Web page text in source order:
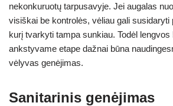
nekonkuruotų tarpusavyje. Jei augalas
visiškai be kontrolės, vėliau gali susidaryti
kurį tvarkyti tampa sunkiau. Todėl lengvos
ankstyvame etape dažnai būna
vėlyvas genėjimas.
Sanitarinis genėjimas